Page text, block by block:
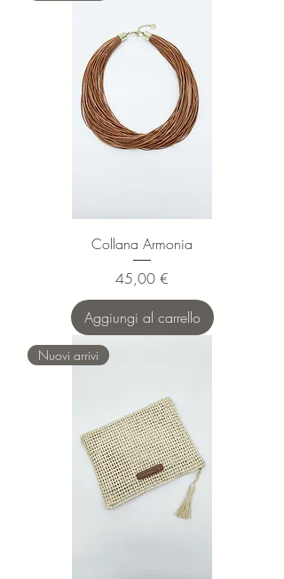
Collana Armonia
Prezzo
45,00 €
Aggiungi al carrello
Nuovi arrivi